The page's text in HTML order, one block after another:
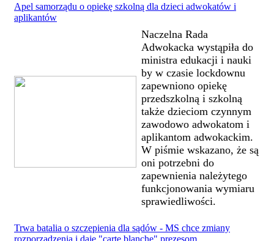
Apel samorządu o opiekę szkolną dla dzieci adwokatów i
aplikantów
Naczelna Rada
Adwokacka wystąpiła do
ministra edukacji i nauki
by w czasie lockdownu
zapewniono opiekę
przedszkolną i szkolną
także dzieciom czynnym
zawodowo adwokatom i
aplikantom adwokackim.
W piśmie wskazano, że są
oni potrzebni do
zapewnienia należytego
funkcjonowania wymiaru
sprawiedliwości.
Trwa batalia o szczepienia dla sądów - MS chce zmiany
rozporządzenia i daje "carte blanche" prezesom